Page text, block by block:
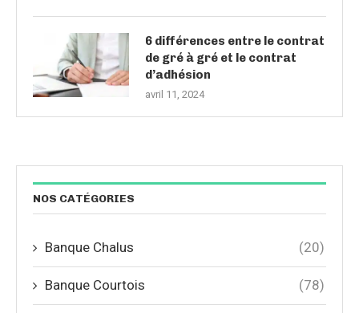
6 différences entre le contrat
de gré à gré et le contrat
d’adhésion
avril 11, 2024
NOS CATÉGORIES
Banque Chalus (20)
Banque Courtois (78)